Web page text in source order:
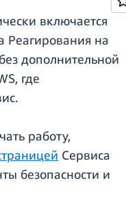
включается
Реагирования на
дополнительной
где
работу,
Сервиса
безопасности и